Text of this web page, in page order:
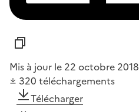
Mis à jour le 22 octobre 2018
320 téléchargements
Télécharger